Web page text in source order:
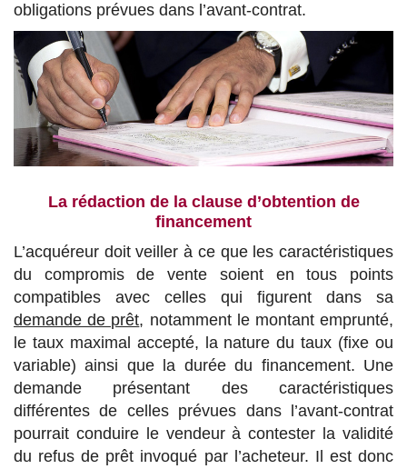
obligations prévues dans l’avant-contrat.
La rédaction de la clause d’obtention de
financement
L’acquéreur doit veiller à ce que les caractéristiques
du compromis de vente soient en tous points
compatibles avec celles qui figurent dans sa
demande de prêt, notamment le montant emprunté,
le taux maximal accepté, la nature du taux (fixe ou
variable) ainsi que la durée du financement. Une
demande présentant des caractéristiques
différentes de celles prévues dans l’avant-contrat
pourrait conduire le vendeur à contester la validité
du refus de prêt invoqué par l’acheteur. Il est donc